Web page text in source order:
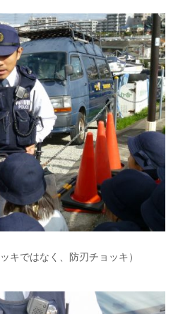
キではなく、防刃チョッキ）